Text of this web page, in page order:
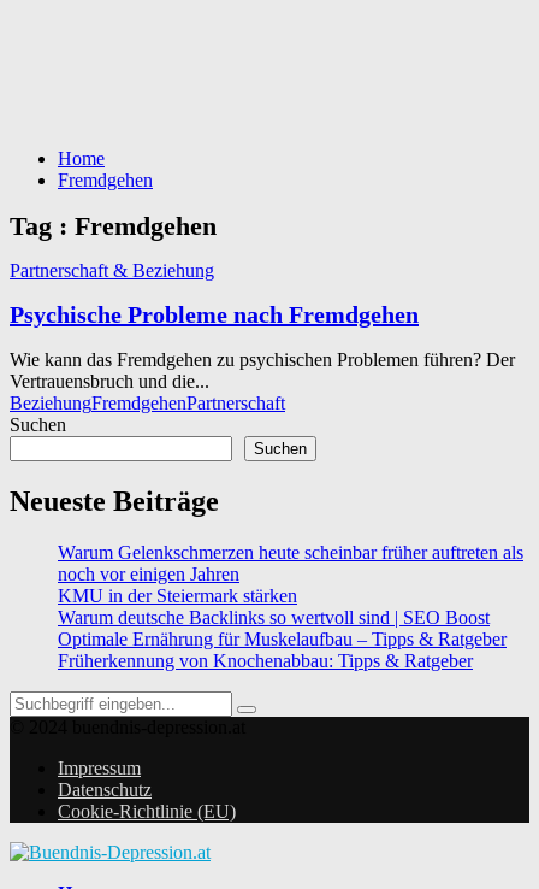
Home
Fremdgehen
Tag : Fremdgehen
Partnerschaft & Beziehung
Psychische Probleme nach Fremdgehen
Wie kann das Fremdgehen zu psychischen Problemen führen? Der
Vertrauensbruch und die...
BeziehungFremdgehenPartnerschaft
Suchen
Suchen
Neueste Beiträge
Warum Gelenkschmerzen heute scheinbar früher auftreten als
noch vor einigen Jahren
KMU in der Steiermark stärken
Warum deutsche Backlinks so wertvoll sind | SEO Boost
Optimale Ernährung für Muskelaufbau – Tipps & Ratgeber
Früherkennung von Knochenabbau: Tipps & Ratgeber
Search
for:
Search
Impressum
Datenschutz
Cookie-Richtlinie (EU)